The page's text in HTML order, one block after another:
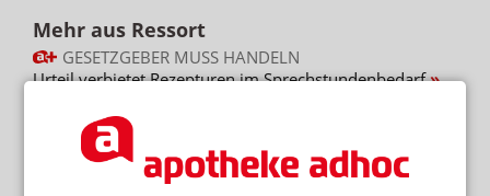
Mehr aus Ressort
GESETZGEBER MUSS HANDELN
Urteil verbietet Rezepturen im Sprechstundenbedarf
„AUTOMATISIERTE AUSGABESTATIONEN“
Automat statt Apotheke: Ausnahme für Versender
WEITER FLAUTE IN APOTHEKEN